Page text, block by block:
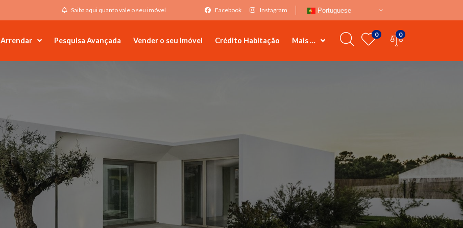
Saiba aqui quanto vale o seu imóvel Facebook Instagram Portuguese
Arrendar Pesquisa Avançada Vender o seu Imóvel Crédito Habitação Mais …
0 0